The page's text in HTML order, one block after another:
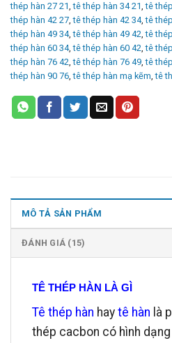
thép hàn 27 21,tê thép hàn 34 21,tê
thép hàn 42 27,tê thép hàn 42 34,tê
thép hàn 49 34,tê thép hàn 49 42,tê
thép hàn 60 34,tê thép hàn 60 42,tê
thép hàn 76 42,tê thép hàn 76 49,tê
thép hàn 90 76,tê thép hàn mạ kẽm,tê
MÔ TẢ SẢN PHẨM
ĐÁNH GIÁ (15)
TÊ THÉP HÀN LÀ GÌ
Tê thép hàn hay tê hàn là
thép cacbon có hình dạng